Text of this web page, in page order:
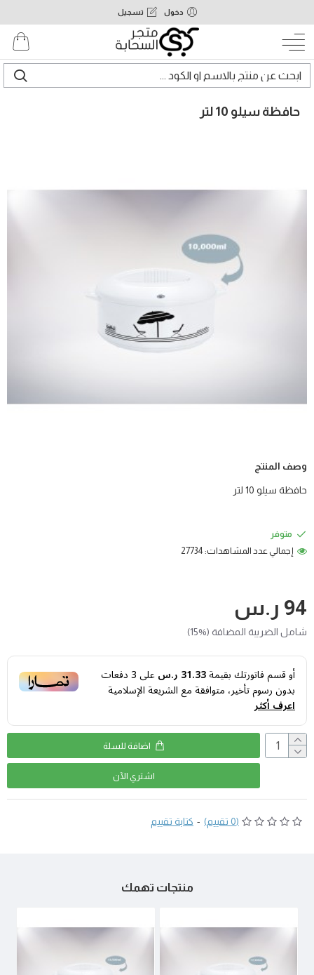
دخول تسجيل
حافظة سيلو 10 لتر
وصف المنتج
حافظة سيلو 10 لتر
(0 تقييم) - كتابة تقييم
94 ر.س
شامل الضريبة المضافة (%15)
متوفر
إجمالي عدد المشاهدات: 27734
أو قسم فاتورتك بقيمة31.33 ر.س على3دفعات
بدون رسوم تأخير، متوافقة مع الشريعة الإسلامية
اعرف أكثر
اضافة للسلة
اشتري اﻵن
منتجات تهمك